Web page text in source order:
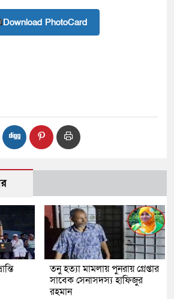
Download PhotoCard
তনু হত্যা মামলায় পুনরায় গ্রেপ্তার
সাবেক সেনাসদস্য হাফিজুর
রহমান